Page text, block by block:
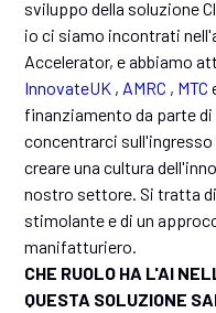
sviluppo della soluzione
io ci siamo incontrati
Accelerator, e abbiamo
InnovateUK , AMRC , MTC
finanziamento da parte di
concentrarci
creare una cultura
nostro settore. Si tratta
stimolante e di un
manifatturiero.
CHE RUOLO HA L'AI
QUESTA SOLUZIONE